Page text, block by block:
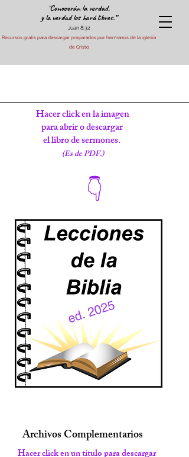
"Conocerán la verdad,
y la verdad los hará libres.”
Juan 8:32
Recursos gratis para descargar preparados por hermanos de la iglesia
de Cristo
Hacer click en la imagen
para abrir o descargar
el libro de sermones.
(Es de PDF.)
👆
Archivos Complementarios